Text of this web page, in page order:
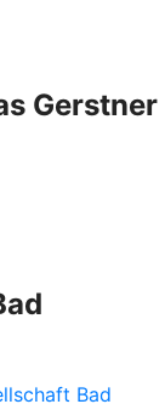
Gerstner
Bad